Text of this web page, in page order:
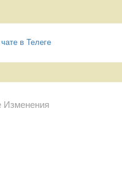
в Телеге
Изменения